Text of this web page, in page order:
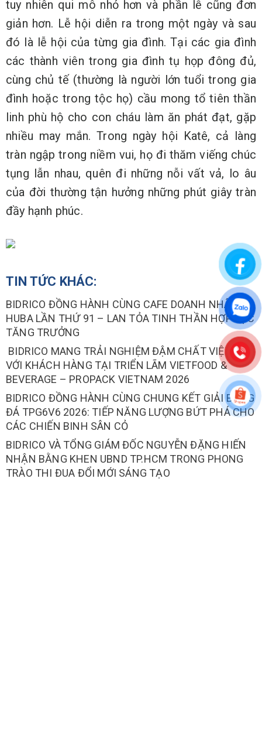
tuy nhiên qui mô nhỏ hơn và phần lễ cũng đơn
giản hơn. Lễ hội diễn ra trong một ngày và sau
đó là lễ hội của từng gia đình. Tại các gia đình
các thành viên trong gia đình tụ họp đông đủ,
cùng chủ tế (thường là người lớn tuổi trong gia
đình hoặc trong tộc họ) cầu mong tổ tiên thần
linh phù hộ cho con cháu làm ăn phát đạt, gặp
nhiều may mắn. Trong ngày hội Katê, cả làng
tràn ngập trong niềm vui, họ đi thăm viếng chúc
tụng lẫn nhau, quên đi những nỗi vất vả, lo âu
của đời thường tận hưởng những phút giây tràn
đầy hạnh phúc.
TIN TỨC KHÁC:
BIDRICO ĐỒNG HÀNH CÙNG CAFE DOANH NHÂN
HUBA LẦN THỨ 91 – LAN TỎA TINH THẦN HỢP LỰC
TĂNG TRƯỞNG
BIDRICO MANG TRẢI NGHIỆM ĐẬM CHẤT VIỆT ĐẾN
VỚI KHÁCH HÀNG TẠI TRIỂN LÃM VIETFOOD &
BEVERAGE – PROPACK VIETNAM 2026
BIDRICO ĐỒNG HÀNH CÙNG CHUNG KẾT GIẢI BÓNG
ĐÁ TPG6V6 2026: TIẾP NĂNG LƯỢNG BỨT PHÁ CHO
CÁC CHIẾN BINH SÂN CỎ
BIDRICO VÀ TỔNG GIÁM ĐỐC NGUYỄN ĐẶNG HIẾN
NHẬN BẰNG KHEN UBND TP.HCM TRONG PHONG
TRÀO THI ĐUA ĐỔI MỚI SÁNG TẠO